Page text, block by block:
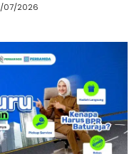
07/2026